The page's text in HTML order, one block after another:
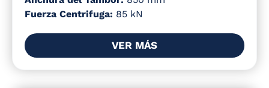
Fuerza Centrifuga: 85 kN
VER MÁS